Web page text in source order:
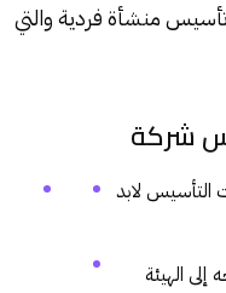
منشأة فردية والتي
شركة
التأسيس لابد
الهيئة